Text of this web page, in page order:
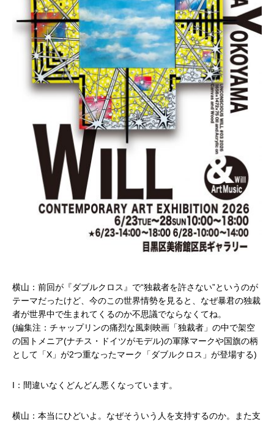
横山：前回が『ダブルクロス』で“独裁者を許さない”というのが
テーマだったけど、今のこの世界情勢を見ると、なぜ暴君の独裁
者が世界中で生まれてくるのか不思議でならなくてね。
(編集注：チャップリンの痛烈な風刺映画「独裁者」の中で架空
の国トメニア(ナチス・ドイツがモデル)の軍隊マークや国旗の柄
として「X」が2つ重なったマーク「ダブルクロス」が登場する)
I：間違いなくどんどん悪くなっています。
横山：本当にひどいよ。なぜそういう人を支持するのか。また支